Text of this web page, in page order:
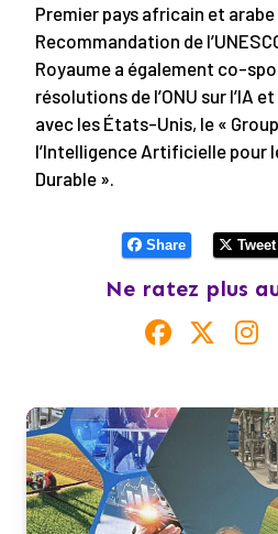
Premier pays africain et
Recommandation de
Royaume a également co-
résolutions de l’ONU sur l’IA
avec les États-Unis, le «
l’Intelligence Artificielle pour
Durable ».
Share Tweet
Ne ratez plus